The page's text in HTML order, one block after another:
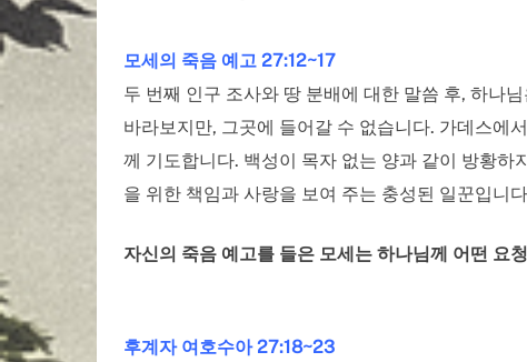
모세의 죽음 예고 27:12~17
두 번째 인구 조사와 땅 분배에 대한 말씀 후, 하나
바라보지만, 그곳에 들어갈 수 없습니다. 가데스에
께 기도합니다. 백성이 목자 없는 양과 같이 방황
을 위한 책임과 사랑을 보여 주는 충성된 일꾼입니
자신의 죽음 예고를 들은 모세는 하나님께 어떤 요
후계자 여호수아 27:18~23